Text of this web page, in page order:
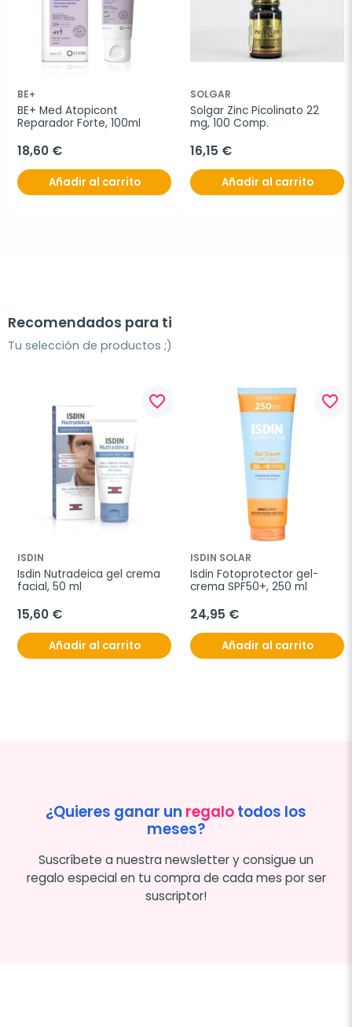
BE+
BE+ Med Atopicont
Reparador Forte, 100ml
18,60 €
Añadir al carrito
SOLGAR
Solgar Zinc Picolinato 22
mg, 100 Comp.
16,15 €
Añadir al carrito
Recomendados para ti
Tu selección de productos ;)
favorite_border
ISDIN
Isdin Nutradeica gel crema
facial, 50 ml
15,60 €
Añadir al carrito
favorite_border
ISDIN SOLAR
Isdin Fotoprotector gel-
crema SPF50+, 250 ml
24,95 €
Añadir al carrito
¿Quieres ganar un regalotodos los
meses?
Suscríbete a nuestra newsletter y consigue un
regalo especial en tu compra de cada mes por ser
suscriptor!